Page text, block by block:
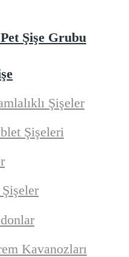
Şişe Grubu
Şişeler
Şişeleri
Kavanozları